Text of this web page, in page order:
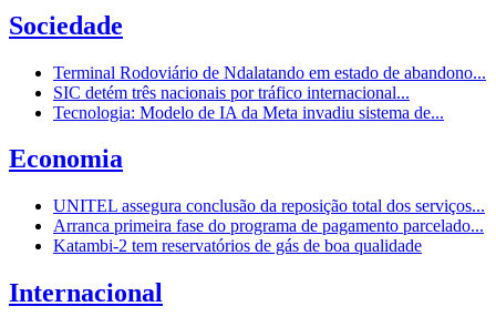
Sociedade
Terminal Rodoviário de Ndalatando em estado de abandono...
SIC detém três nacionais por tráfico internacional...
Tecnologia: Modelo de IA da Meta invadiu sistema de...
Economia
UNITEL assegura conclusão da reposição total dos serviços...
Arranca primeira fase do programa de pagamento parcelado...
Katambi-2 tem reservatórios de gás de boa qualidade
Internacional